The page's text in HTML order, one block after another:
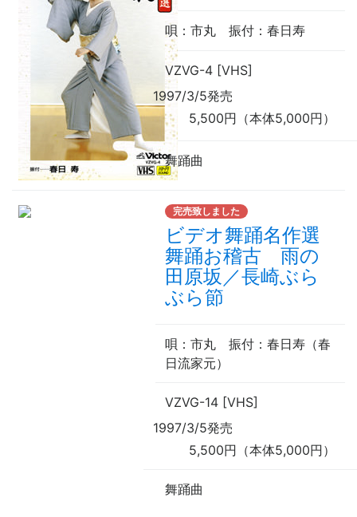
唄 ：市丸 振付 ：春日寿
VZVG-4 [VHS]
1997/3/5発売
5,500円（本体5,000円）
舞踊曲
完売致しました
ビデオ舞踊名作選
舞踊お稽古 雨の
田原坂／長崎ぶら
ぶら節
唄 ：市丸 振付 ：春日寿（春
日流家元）
VZVG-14 [VHS]
1997/3/5発売
5,500円（本体5,000円）
舞踊曲